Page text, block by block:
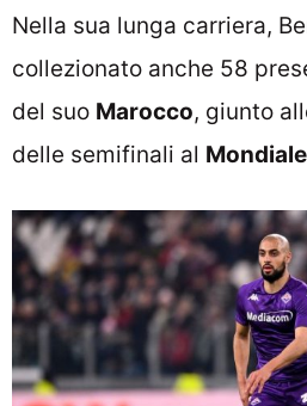
Nella sua lunga carriera,
collezionato anche 58
del suo Marocco, giunto
delle semifinali al Mondiale